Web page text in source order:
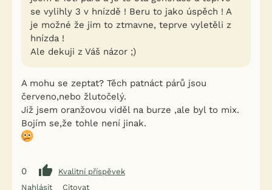
se vylihly 3 v hnízdě ! Beru to jako úspěch ! A
je možné že jim to ztmavne, teprve vyletěli z
hnízda !
Ale dekuji z Váš názor ;)
A mohu se zeptat? Těch patnáct párů jsou
červeno,nebo žlutočelý.
Již jsem oranžovou viděl na burze ,ale byl to mix.
Bojím se,že tohle není jinak.
0
Kvalitní příspěvek
Nahlásit
Citovat